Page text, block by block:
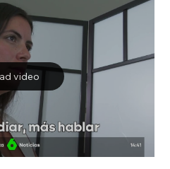
LA ESTRATEGIA
EN